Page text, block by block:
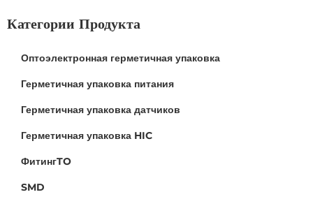
Категории Продукта
Оптоэлектронная герметичная упаковка
Герметичная упаковка питания
Герметичная упаковка датчиков
Герметичная упаковка HIC
ФитингTO
SMD